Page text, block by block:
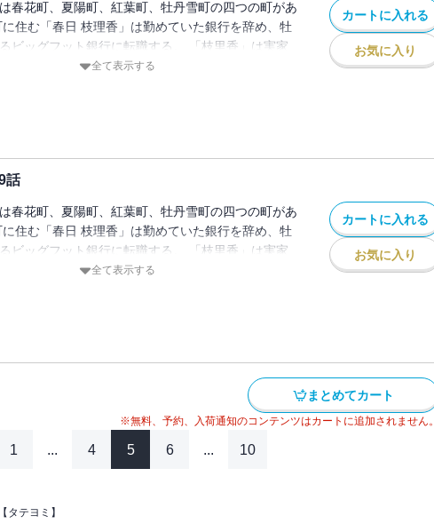
春花町、夏陽町、紅葉町、牡丹雪町の四つの町があ
に住む「春日 枝理香」は勤めていた銀行を辞め、牡
ビッグフット銀行に転職する。 「枝里香」は実家
れないところで新しい生活を始めたが、なぜか毎日靴
全て表示する
カートに入れる
お気に入り
話
春花町、夏陽町、紅葉町、牡丹雪町の四つの町があ
に住む「春日 枝理香」は勤めていた銀行を辞め、牡
ビッグフット銀行に転職する。 「枝里香」は実家
れないところで新しい生活を始めたが、なぜか毎日靴
全て表示する
カートに入れる
お気に入り
まとめてカート
※無料、予約、入荷通知のコンテンツはカートに追加されません。
1 ... 4 5 6 ... 10
タテヨミ】